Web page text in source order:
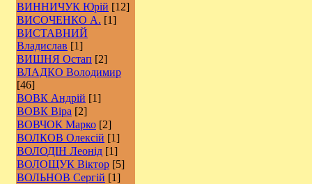
ВИННИЧУК Юрій [12]
ВИСОЧЕНКО А. [1]
ВИСТАВНИЙ
Владислав [1]
ВИШНЯ Остап [2]
ВЛАДКО Володимир
[46]
ВОВК Андрій [1]
ВОВК Віра [2]
ВОВЧОК Марко [2]
ВОЛКОВ Олексій [1]
ВОЛОДІН Леонід [1]
ВОЛОЩУК Віктор [5]
ВОЛЬНОВ Сергій [1]